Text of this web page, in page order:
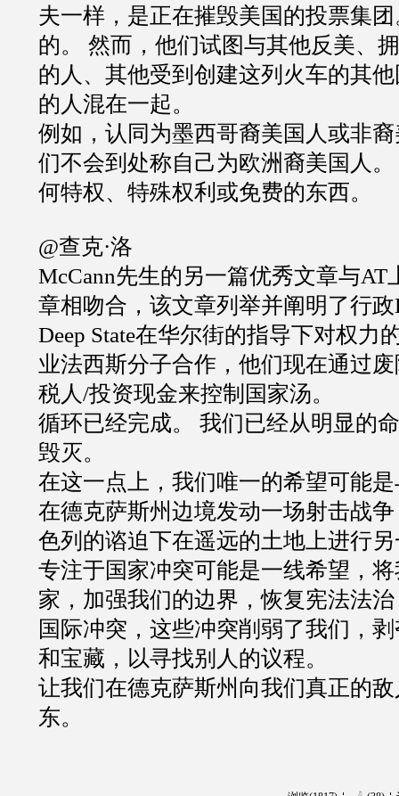
夫一样，是正在摧毁美国的投票集
的。 然而，他们试图与其他反美、
的人、其他受到创建这列火车的其
的人混在一起。
例如，认同为墨西哥裔美国人或非
们不会到处称自己为欧洲裔美国人
何特权、特殊权利或免费的东西。
@查克·洛
McCann先生的另一篇优秀文章与AT
章相吻合，该文章列举并阐明了行
Deep State在华尔街的指导下对权力
业法西斯分子合作，他们现在通过
税人/投资现金来控制国家汤。
循环已经完成。 我们已经从明显的
毁灭。
在这一点上，我们唯一的希望可能
在德克萨斯州边境发动一场射击战
色列的谘迫下在遥远的土地上进行
专注于国家冲突可能是一线希望，
家，加强我们的边界，恢复宪法法
国际冲突，这些冲突削弱了我们，
和宝藏，以寻找别人的议程。
让我们在德克萨斯州向我们真正的
东。